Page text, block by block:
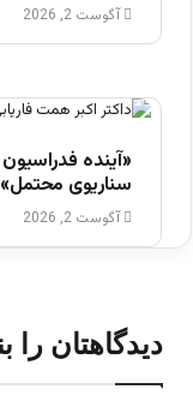
آگوست 2, 2026
«آینده
سناریوی محتمل»
آگوست 2, 2026
دیدگاهتان را